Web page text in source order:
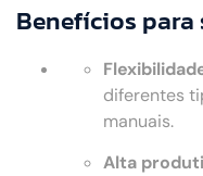
Benefícios para
diferentes
manuais.
Alta